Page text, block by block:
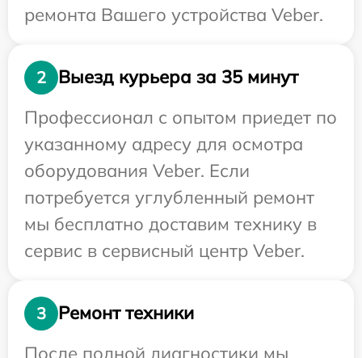
ремонта Вашего устройства Veber.
2
Выезд курьера за 35 минут
Профессионал с опытом приедет по
указанному адресу для осмотра
оборудования Veber. Если
потребуется углубленный ремонт
мы бесплатно доставим технику в
сервис в сервисный центр Veber.
3
Ремонт техники
После полной диагностики мы